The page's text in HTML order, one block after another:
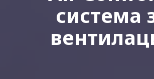
система